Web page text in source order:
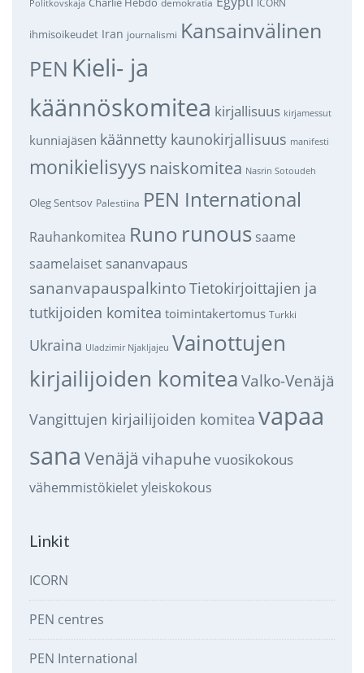
Politkovskaja
ihmisoikeudet Iran journalismi Kansainvälinen
PEN Kieli- ja
käännöskomitea kirjallisuus kirjamessut
kunniajäsen käännetty kaunokirjallisuus manifesti
monikielisyys naiskomitea Nasrin Sotoudeh
Oleg Sentsov Palestiina PEN International
Rauhankomitea Runo runous saame
saamelaiset sananvapaus
sananvapauspalkintoTietokirjoittajien ja
tutkijoiden komitea toimintakertomus Turkki
Ukraina Uladzimir Njakljajeu Vainottujen
kirjailijoiden komitea Valko-Venäjä
Vangittujen kirjailijoiden komitea vapaa
sana Venäjä vihapuhe vuosikokous
vähemmistökieletyleiskokous
Linkit
ICORN
PEN centres
PEN International